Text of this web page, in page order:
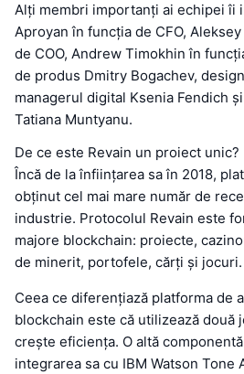
Alți membri importanți ai echipei îi
Aproyan în funcția de CFO,
de COO, Andrew Timokhin în
de produs Dmitry Bogachev,
managerul digital Ksenia Fendich
Tatiana Muntyanu.
De ce este Revain un proiect unic?
Încă de la înființarea sa în 2018,
obținut cel mai mare număr de
industrie. Protocolul Revain este
majore blockchain: proiecte,
de minerit, portofele, cărți și jocuri.
Ceea ce diferențiază platforma de
blockchain este că utilizează două
crește eficiența. O altă
integrarea sa cu IBM Watson Tone